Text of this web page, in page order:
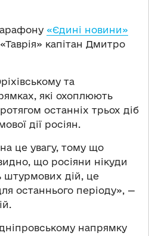
«Єдині новини»
капітан Дмитро
та
які охоплюють
останніх трьох діб
дії росіян.
це увагу, тому що
що росіяни нікуди
штурмових дій, це
останнього періоду», —
напрямку